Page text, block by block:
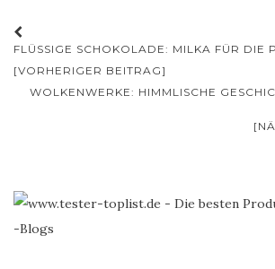
Beitrags-
Navigation
FLÜSSIGE SCHOKOLADE: MILKA FÜR DIE
[VORHERIGER BEITRAG]
WOLKENWERKE: HIMMLISCHE